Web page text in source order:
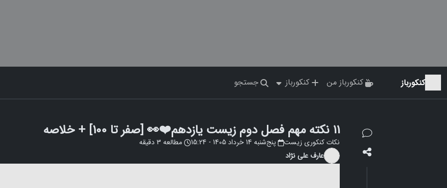
کنکورباز کنکورباز من کنکورباز جستجو
11 نکته مهم فصل دوم زیست یازدهم❤️👀 [صفر تا 100] + خلاصه
نکات کنکوری زیست پنج‌شنبه 14 خرداد 1405 - 15:24 مطالعه 3دقیقه
عارف علی نژاد